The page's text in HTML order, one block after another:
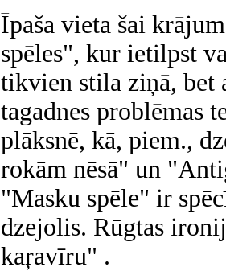
Īpaša vieta šai
spēles", kur ietilpst
tikvien stila ziņā, bet
tagadnes problēmas
plāksnē, kā, piem.,
rokām nēsā" un
"Masku spēle" ir
dzejolis. Rūgtas
kaŗavīru" .